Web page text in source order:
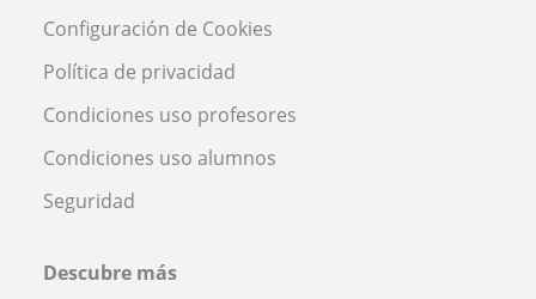
Configuración de Cookies
Política de privacidad
Condiciones uso profesores
Condiciones uso alumnos
Seguridad
Descubre más